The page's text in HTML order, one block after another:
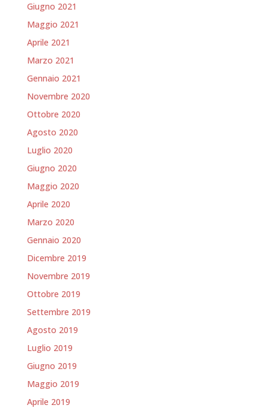
Giugno 2021
Maggio 2021
Aprile 2021
Marzo 2021
Gennaio 2021
Novembre 2020
Ottobre 2020
Agosto 2020
Luglio 2020
Giugno 2020
Maggio 2020
Aprile 2020
Marzo 2020
Gennaio 2020
Dicembre 2019
Novembre 2019
Ottobre 2019
Settembre 2019
Agosto 2019
Luglio 2019
Giugno 2019
Maggio 2019
Aprile 2019